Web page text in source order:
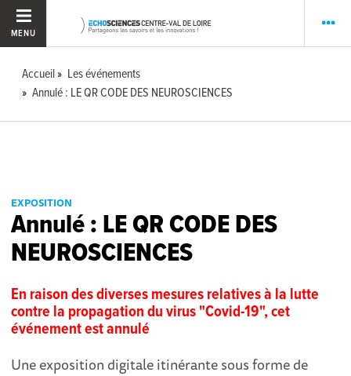
MENU
Accueil
Les événements
Annulé : LE QR CODE DES NEUROSCIENCES
EXPOSITION
Annulé : LE QR CODE DES
NEUROSCIENCES
En raison des diverses mesures relatives à la lutte
contre la propagation du virus "Covid-19", cet
événement est annulé
Une exposition digitale itinérante sous forme de